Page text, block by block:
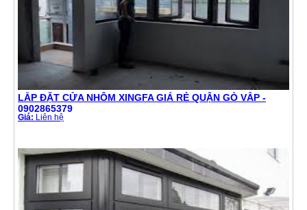
LẮP ĐẶT CỬA NHÔM XINGFA GIÁ RẺ QUẬN GÒ VẤP -
0902865379
Giá: Liên hệ